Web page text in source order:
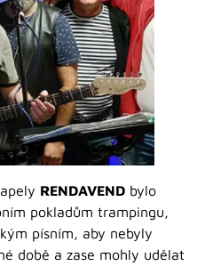
RENDAVEND bylo
pokladům trampingu,
písním, aby nebyly
době a zase mohly udělat